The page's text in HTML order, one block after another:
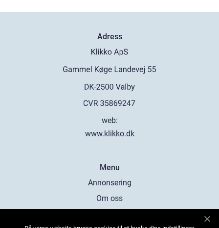
Adress
web:
www.klikko.dk
Menu
Annonsering
Om oss